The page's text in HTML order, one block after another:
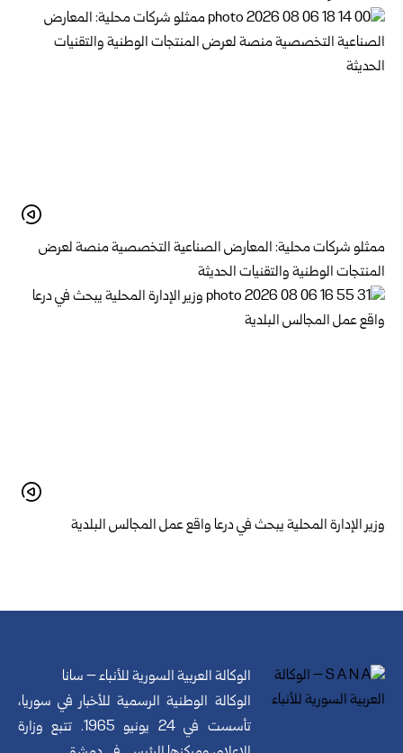
ممثلو شركات محلية: المعارض الصناعية التخصصية منصة لعرض
المنتجات الوطنية والتقنيات الحديثة
وزير الإدارة المحلية يبحث في درعا واقع عمل المجالس البلدية
الوكالة العربية السورية للأنباء – سانا
الوكالة الوطنية الرسمية للأخبار في سوريا،
تأسست في 24 يونيو 1965. تتبع وزارة